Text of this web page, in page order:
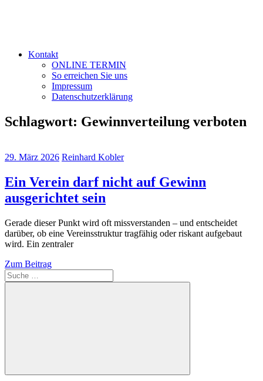
Kontakt
ONLINE TERMIN
So erreichen Sie uns
Impressum
Datenschutzerklärung
Schlagwort: Gewinnverteilung verboten
29. März 2026 Reinhard Kobler
Ein Verein darf nicht auf Gewinn
ausgerichtet sein
Gerade dieser Punkt wird oft missverstanden – und entscheidet
darüber, ob eine Vereinsstruktur tragfähig oder riskant aufgebaut
wird. Ein zentraler
Zum Beitrag
Suche